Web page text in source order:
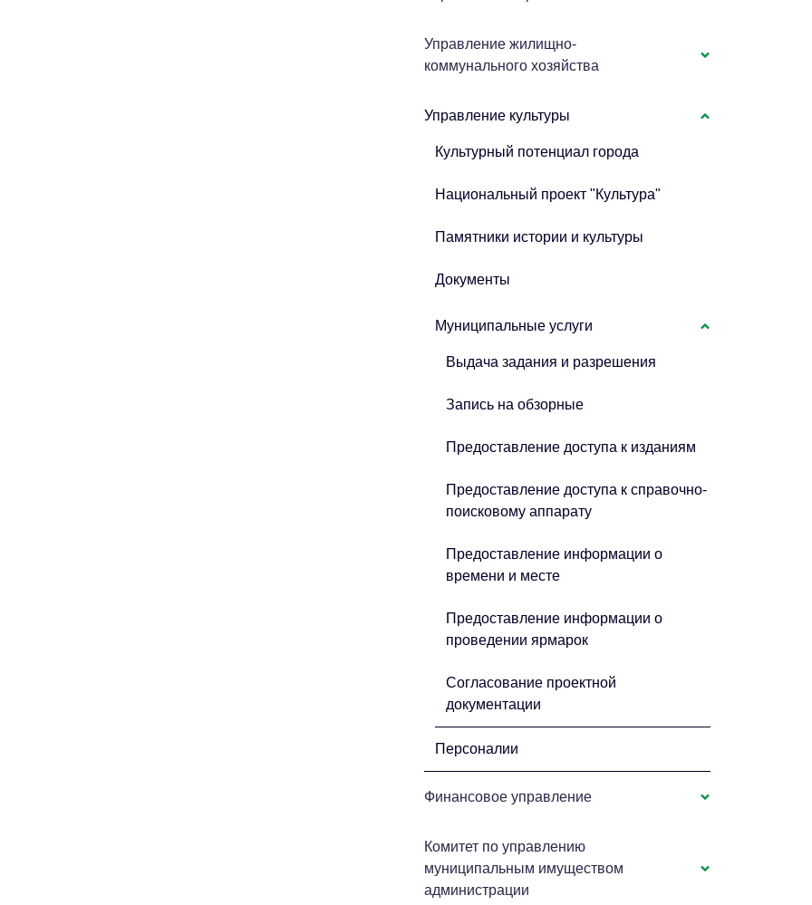
Управление жилищно-
коммунального хозяйства
Управление культуры
Культурный потенциал города
Национальный проект "Культура"
Памятники истории и культуры
Документы
Муниципальные услуги
Выдача задания и разрешения
Запись на обзорные
Предоставление доступа к изданиям
Предоставление доступа к справочно-
поисковому аппарату
Предоставление информации о
времени и месте
Предоставление информации о
проведении ярмарок
Согласование проектной
документации
Персоналии
Финансовое управление
Комитет по управлению
муниципальным имуществом
администрации